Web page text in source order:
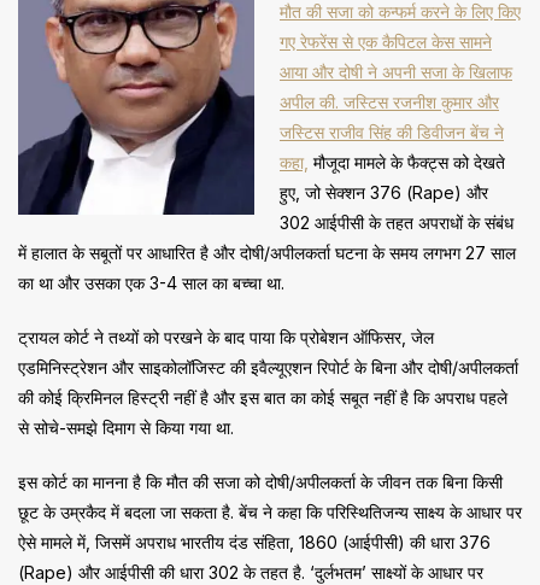
मौत की सजा को कन्फर्म करने के लिए किए
गए रेफरेंस से एक कैपिटल केस सामने
आया और दोषी ने अपनी सजा के खिलाफ
अपील की. जस्टिस रजनीश कुमार और
जस्टिस राजीव सिंह की डिवीजन बेंच ने
कहा, मौजूदा मामले के फैक्ट्स को देखते
हुए, जो सेक्शन 376 (Rape) और
302 आईपीसी के तहत अपराधों के संबंध
में हालात के सबूतों पर आधारित है और दोषी/अपीलकर्ता घटना के समय लगभग 27 साल
का था और उसका एक 3-4 साल का बच्चा था.
ट्रायल कोर्ट ने तथ्यों को परखने के बाद पाया कि प्रोबेशन ऑफिसर, जेल
एडमिनिस्ट्रेशन और साइकोलॉजिस्ट की इवैल्यूएशन रिपोर्ट के बिना और दोषी/अपीलकर्ता
की कोई क्रिमिनल हिस्ट्री नहीं है और इस बात का कोई सबूत नहीं है कि अपराध पहले
से सोचे-समझे दिमाग से किया गया था.
इस कोर्ट का मानना ​​है कि मौत की सजा को दोषी/अपीलकर्ता के जीवन तक बिना किसी
छूट के उम्रकैद में बदला जा सकता है. बेंच ने कहा कि परिस्थितिजन्य साक्ष्य के आधार पर
ऐसे मामले में, जिसमें अपराध भारतीय दंड संहिता, 1860 (आईपीसी) की धारा 376
(Rape) और आईपीसी की धारा 302 के तहत है. ‘दुर्लभतम’ साक्ष्यों के आधार पर